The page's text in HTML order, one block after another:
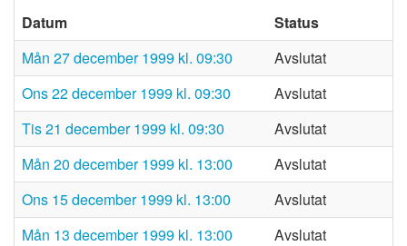
Datum
Status
mån 27 december 1999 kl. 09:30
Avslutat
ons 22 december 1999 kl. 09:30
Avslutat
tis 21 december 1999 kl. 09:30
Avslutat
mån 20 december 1999 kl. 13:00
Avslutat
ons 15 december 1999 kl. 13:00
Avslutat
mån 13 december 1999 kl. 13:00
Avslutat